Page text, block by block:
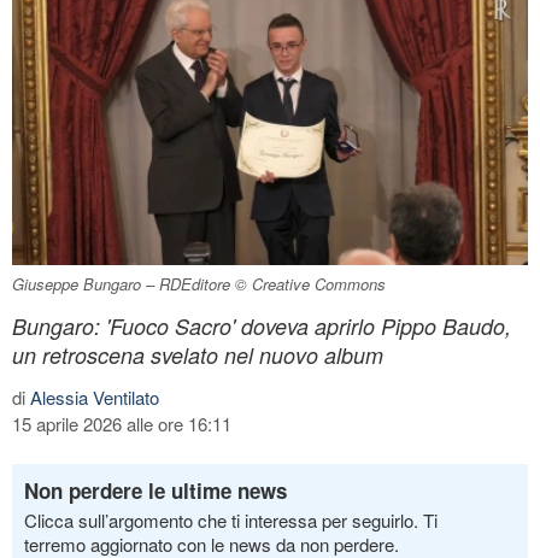
Giuseppe Bungaro – RDEditore © Creative Commons
Bungaro: 'Fuoco Sacro' doveva aprirlo Pippo Baudo,
un retroscena svelato nel nuovo album
diAlessia Ventilato
15 aprile 2026 alle ore 16:11
Non perdere le ultime news
Clicca sull’argomento che ti interessa per seguirlo. Ti
terremo aggiornato con le news da non perdere.